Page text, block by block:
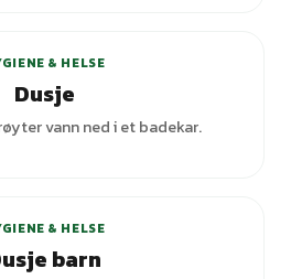
& HELSE
Dusje
vann ned i et badekar.
& HELSE
barn